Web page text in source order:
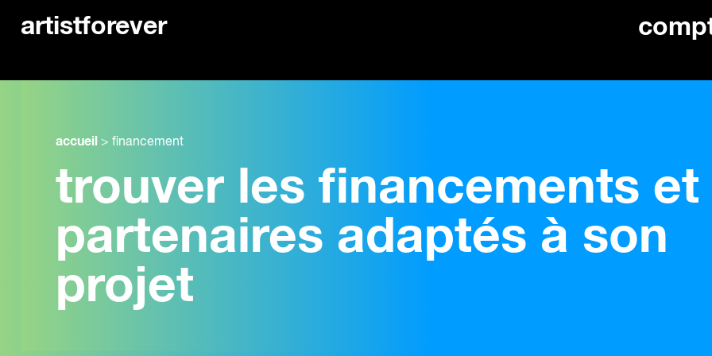
artistforever
accueil > financement
trouver les financements et
partenaires adaptés à son
projet